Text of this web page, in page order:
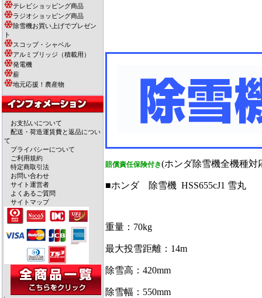
テレビショッピング商品
ラジオショッピング商品
除雪機お買い上げでプレゼン
ト
スコップ・シャベル
アルミブリッジ（積載用）
発電機
薪
地元応援！農産物
お支払いについて
配送・荷造運賃費と返品につい
て
プライバシーについて
ご利用規約
特定商取引法
お問い合わせ
サイト運営者
よくあるご質問
サイトマップ
賠償責任保険付き(ホンダ除雪機全機種対
■ホンダ 除雪機 HSS655cJ1 雪丸
重量：70kg
最大投雪距離：14m
除雪高：420mm
除雪幅：550mm